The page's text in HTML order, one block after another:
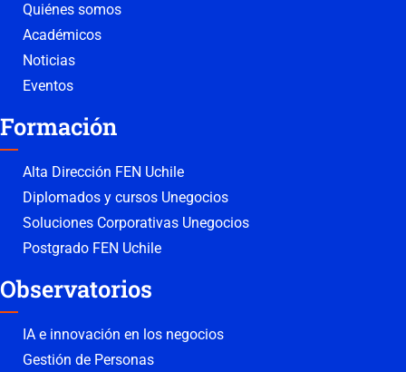
Quiénes somos
Académicos
Noticias
Eventos
Formación
Alta Dirección FEN Uchile
Diplomados y cursos Unegocios
Soluciones Corporativas Unegocios
Postgrado FEN Uchile
Observatorios
IA e innovación en los negocios
Gestión de Personas